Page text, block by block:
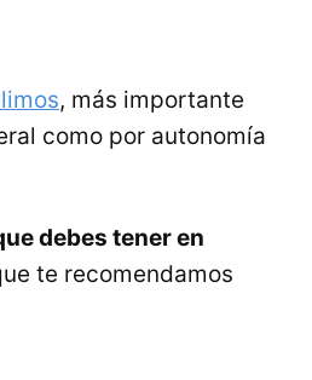
, más importante
como por autonomía
debes tener en
te recomendamos